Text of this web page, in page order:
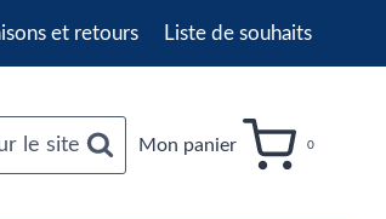
et retours Liste de souhaits
le site Mon panier 0